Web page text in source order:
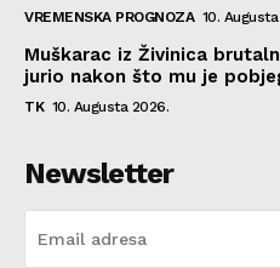
VREMENSKA PROGNOZA 10.
Muškarac iz Živinica
jurio nakon što mu je
TK 10. Augusta 2026.
Newsletter